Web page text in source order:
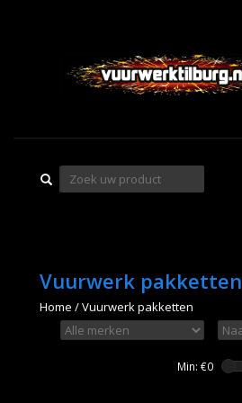
Vuurwerk pakketten
Home /Vuurwerk pakketten
Min: €0